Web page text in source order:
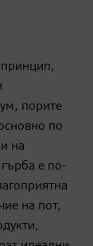
принцип,
порите
по
на
е по-
на пот,